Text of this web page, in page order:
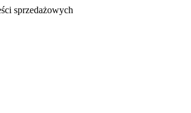
sprzedażowych